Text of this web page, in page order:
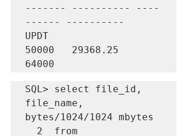
------- ---------- ----
------ ----------
UPDT
50000   29368.25
64000
SQL> select file_id,
file_name,
bytes/1024/1024 mbytes